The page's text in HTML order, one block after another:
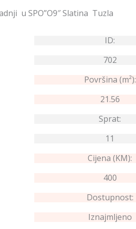
u SPO”O9″ Slatina Tuzla
ID:
702
Površina (m²):
21.56
Sprat:
11
Cijena (KM):
400
Dostupnost:
Iznajmljeno